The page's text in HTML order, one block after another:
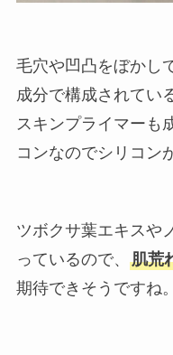
毛穴や凹凸をぼかし
成分で構成されてい
スキンプライマーも
コンなのでシリコン
ツボクサ葉エキスや
っているので、 肌荒
期待できそうですね。